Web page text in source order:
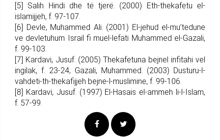
[5] Salih Hindi dhe të tjerë. (2000) Eth-thekafetu el-
islamijjeh, f. 97-107.
[6] Devle, Muhammed Ali. (2001) El-jehud el-mu’tedune
ve devletuhum Israil fi muel-lefati Muhammed el-Gazali,
f. 99-103.
[7] Kardavi, Jusuf. (2005) Thekafetuna bejnel infitahi vel
ingilak, f. 23-24; Gazali, Muhammed. (2003) Dusturu-l-
vahdeti-th-thekafijjeh bejne-l-muslimine, f. 99-106.
[8] Kardavi, Jusuf. (1997) El-Hasais el-ammeh li-l-Islam,
f. 57-99.